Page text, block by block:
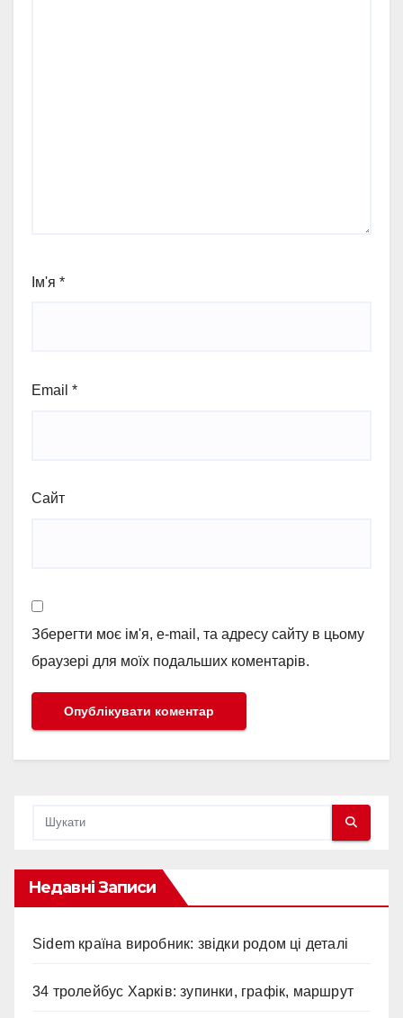
Ім'я *
Email *
Сайт
Зберегти моє ім'я, e-mail, та адресу сайту в цьому
браузері для моїх подальших коментарів.
Недавні Записи
Sidem країна виробник: звідки родом ці деталі
34 тролейбус Харків: зупинки, графік, маршрут